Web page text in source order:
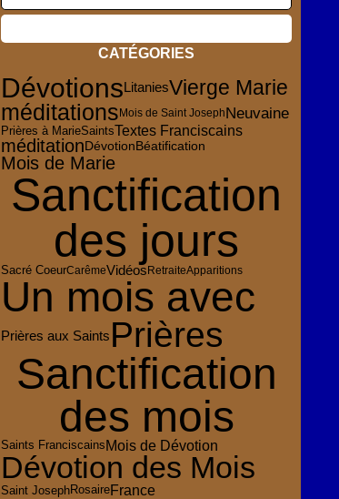
CATÉGORIES
Dévotions LitaniesVierge Marie
méditationsMois de Saint JosephNeuvaine
Prières à MarieSaintsTextes Franciscains
méditationDévotion Béatification
Mois de Marie
Sanctification
des jours
Sacré CoeurCarêmeVidéosRetraiteApparitions
Un mois avec
Prières aux Saints Prières
Sanctification
des mois
Saints FranciscainsMois de Dévotion
Dévotion des Mois
Saint JosephRosaireFrance